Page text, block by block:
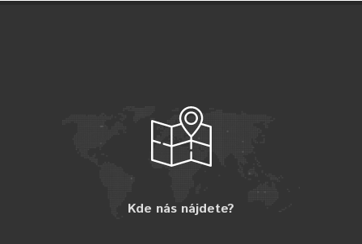
Kde nás nájdete?